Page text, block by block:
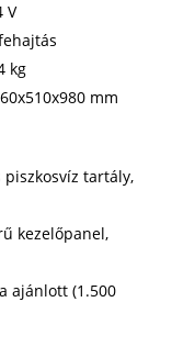
mm
piszkosvíz tartály,
kezelőpanel,
ajánlott (1.500